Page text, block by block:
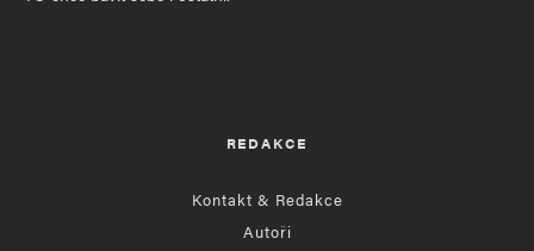
REDAKCE
Kontakt & Redakce
Autoři